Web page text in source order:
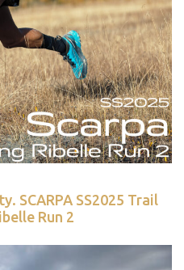
SCARPA SS2025 Trail
Run 2